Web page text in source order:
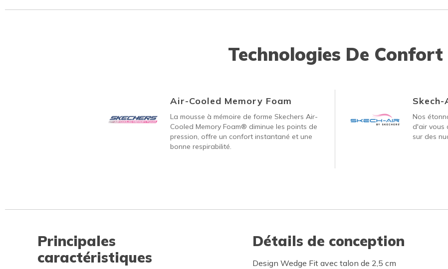
Technologies De Confort
Air-Cooled Memory Foam
La mousse à mémoire de forme Skechers Air-
Cooled Memory Foam® diminue les points de
pression, offre un confort instantané et une
bonne respirabilité.
Skech-
Nos
d'air vous
sur des
Principales
caractéristiques
Détails de conception
Design Wedge Fit avec talon de 2,5 cm